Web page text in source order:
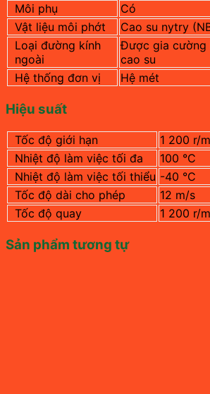
Môi phụ
Có
Vật liệu môi phớt
Cao su nytry
Loại đường kính
ngoài
Được gia cường
cao su
Hệ thống đơn vị
Hệ mét
Hiệu suất
Tốc độ giới hạn
1 200 r/
Nhiệt độ làm việc tối đa
100 °C
Nhiệt độ làm việc tối thiểu -40 °C
Tốc độ dài cho phép
12 m/s
Tốc độ quay
1 200 r/
Sản phẩm tương tự